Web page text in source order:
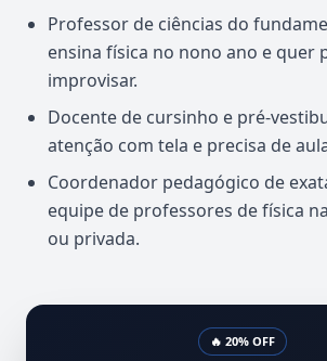
Professor de ciências do
ensina física no nono ano e quer
improvisar.
Docente de cursinho e pré-
atenção com tela e precisa de
Coordenador pedagógico de
equipe de professores de física
ou privada.
🔥 20% OFF